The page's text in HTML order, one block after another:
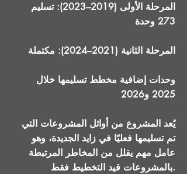
المرحلة الأولى (2019–2023): تسليم
273 وحدة
المرحلة الثانية (2021–2024): مكتملة
وحدات إضافية مخطط تسليمها خلال
2025 و2026
يُعد المشروع من أوائل المشروعات التي
تم تسليمها فعليًا في زايد الجديدة، وهو
عامل مهم يقلل من المخاطر المرتبطة
بالمشروعات قيد التخطيط فقط.